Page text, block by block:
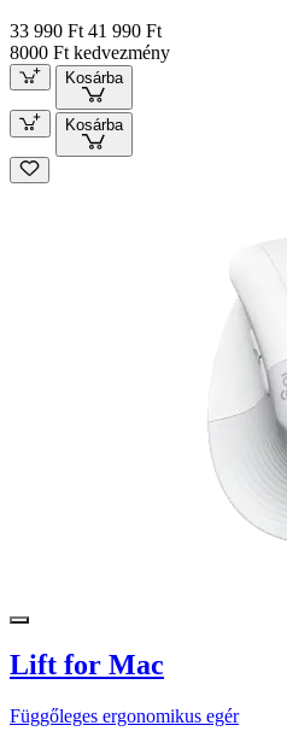
33 990 Ft 41 990 Ft
8000 Ft kedvezmény
Kosárba
Kosárba
Lift for Mac
Függőleges ergonomikus egér